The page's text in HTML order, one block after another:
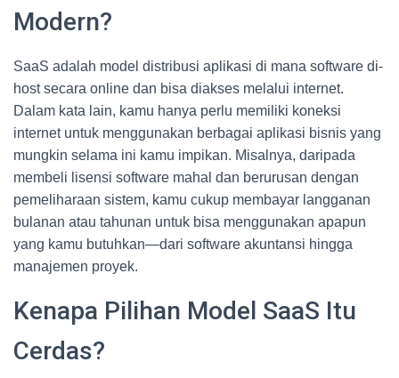
Modern?
SaaS adalah model distribusi aplikasi di mana software di-
host secara online dan bisa diakses melalui internet.
Dalam kata lain, kamu hanya perlu memiliki koneksi
internet untuk menggunakan berbagai aplikasi bisnis yang
mungkin selama ini kamu impikan. Misalnya, daripada
membeli lisensi software mahal dan berurusan dengan
pemeliharaan sistem, kamu cukup membayar langganan
bulanan atau tahunan untuk bisa menggunakan apapun
yang kamu butuhkan—dari software akuntansi hingga
manajemen proyek.
Kenapa Pilihan Model SaaS Itu
Cerdas?